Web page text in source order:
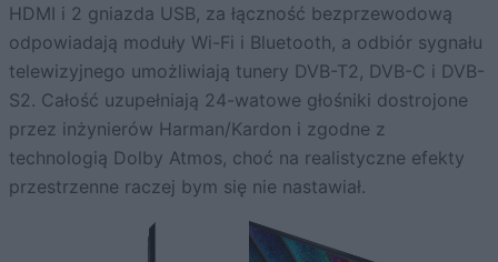
HDMI i 2 gniazda USB, za łączność bezprzewodową
odpowiadają moduły Wi-Fi i Bluetooth, a odbiór sygnału
telewizyjnego umożliwiają tunery DVB-T2, DVB-C i DVB-
S2. Całość uzupełniają 24-watowe głośniki dostrojone
przez inżynierów Harman/Kardon i zgodne z
technologią Dolby Atmos, choć na realistyczne efekty
przestrzenne raczej bym się nie nastawiał.